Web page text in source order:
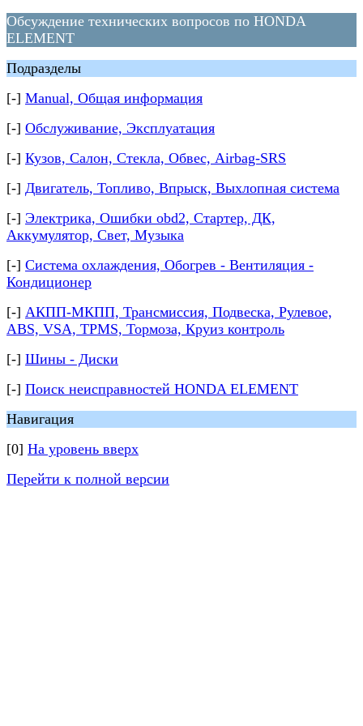
Обсуждение технических вопросов по HONDA
ELEMENT
Подразделы
[-] Manual, Общая информация
[-] Обслуживание, Эксплуатация
[-] Кузов, Салон, Стекла, Обвес, Airbag-SRS
[-] Двигатель, Топливо, Впрыск, Выхлопная система
[-] Электрика, Ошибки obd2, Стартер, ДК,
Аккумулятор, Свет, Музыка
[-] Система охлаждения, Обогрев - Вентиляция -
Кондиционер
[-] АКПП-МКПП, Трансмиссия, Подвеска, Рулевое,
ABS, VSA, TPMS, Тормоза, Круиз контроль
[-] Шины - Диски
[-] Поиск неисправностей HONDA ELEMENT
Навигация
[0] На уровень вверх
Перейти к полной версии